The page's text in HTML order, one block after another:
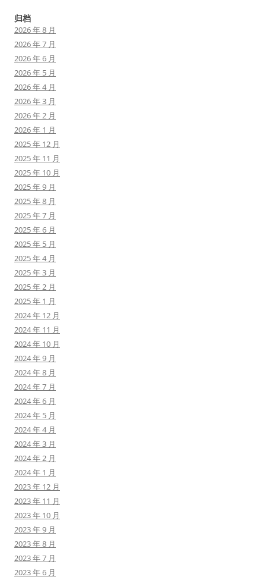
归档
2026 年 8 月
2026 年 7 月
2026 年 6 月
2026 年 5 月
2026 年 4 月
2026 年 3 月
2026 年 2 月
2026 年 1 月
2025 年 12 月
2025 年 11 月
2025 年 10 月
2025 年 9 月
2025 年 8 月
2025 年 7 月
2025 年 6 月
2025 年 5 月
2025 年 4 月
2025 年 3 月
2025 年 2 月
2025 年 1 月
2024 年 12 月
2024 年 11 月
2024 年 10 月
2024 年 9 月
2024 年 8 月
2024 年 7 月
2024 年 6 月
2024 年 5 月
2024 年 4 月
2024 年 3 月
2024 年 2 月
2024 年 1 月
2023 年 12 月
2023 年 11 月
2023 年 10 月
2023 年 9 月
2023 年 8 月
2023 年 7 月
2023 年 6 月